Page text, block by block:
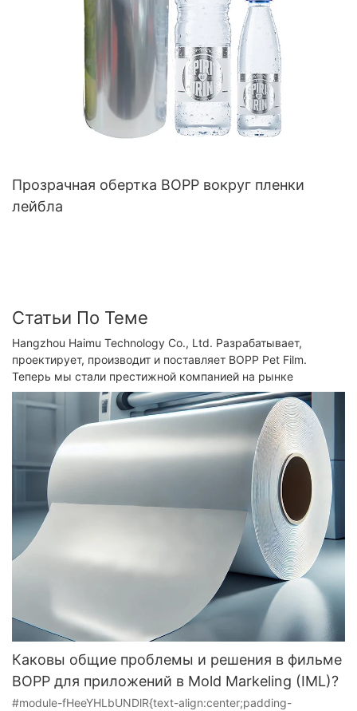
Прозрачная обертка BOPP вокруг пленки
лейбла
Статьи По Теме
Hangzhou Haimu Technology Co., Ltd. Разрабатывает,
проектирует, производит и поставляет BOPP Pet Film.
Теперь мы стали престижной компанией на рынке
Каковы общие проблемы и решения в фильме
BOPP для приложений в Mold Markeling (IML)?
#module-fHeeYHLbUNDlR{text-align:center;padding-